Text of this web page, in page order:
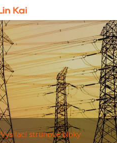
Vysílací strunové bloky